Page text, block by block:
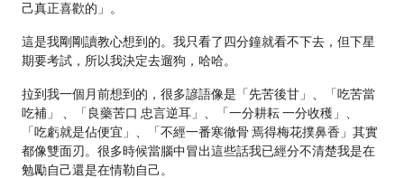
己真正喜歡的」。
這是我剛剛讀教心想到的。我只看了四分鐘就看不下去，但下星
期要考試，所以我決定去遛狗，哈哈。
拉到我一個月前想到的，很多諺語像是「先苦後甘」、「吃苦當
吃補」 、「良藥苦口 忠言逆耳」、「一分耕耘 一分收穫」、
「吃虧就是佔便宜」、「不經一番寒徹骨 焉得梅花撲鼻香」其實
都像雙面刃。很多時候當腦中冒出這些話我已經分不清楚我是在
勉勵自己還是在情勒自己。